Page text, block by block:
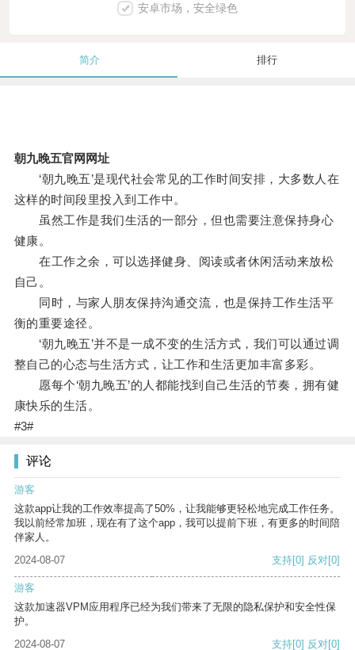
安卓市场，安全绿色
简介 排行
朝九晚五官网网址
‘朝九晚五’是现代社会常见的工作时间安排，大多数人在
这样的时间段里投入到工作中。
虽然工作是我们生活的一部分，但也需要注意保持身心
健康。
在工作之余，可以选择健身、阅读或者休闲活动来放松
自己。
同时，与家人朋友保持沟通交流，也是保持工作生活平
衡的重要途径。
‘朝九晚五’并不是一成不变的生活方式，我们可以通过调
整自己的心态与生活方式，让工作和生活更加丰富多彩。
愿每个‘朝九晚五’的人都能找到自己生活的节奏，拥有健
康快乐的生活。
#3#
评论
游客
这款app让我的工作效率提高了50%，让我能够更轻松地完成工作任务。
我以前经常加班，现在有了这个app，我可以提前下班，有更多的时间陪
伴家人。
2024-08-07
支持[0] 反对[0]
游客
这款加速器VPM应用程序已经为我们带来了无限的隐私保护和安全性保
护。
2024-08-07
支持[0] 反对[0]